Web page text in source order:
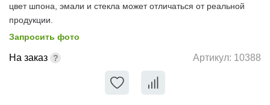
цвет шпона, эмали и стекла может отличаться от реальной
продукции.
Запросить фото
На заказ Артикул: 10388